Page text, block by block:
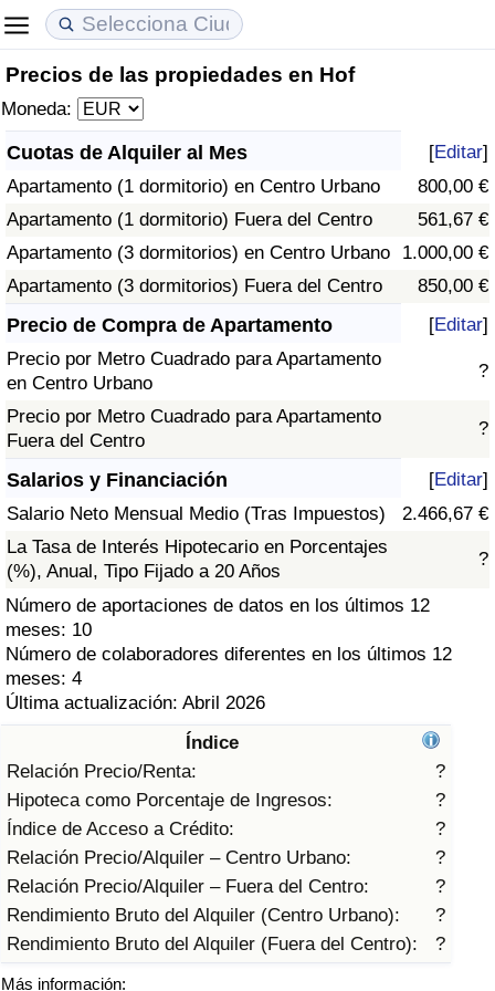
Precios de las propiedades en Hof
Moneda:
Cuotas de Alquiler al Mes [Editar]
Apartamento (1 dormitorio) en Centro Urbano
800,00 €
Apartamento (1 dormitorio) Fuera del Centro
561,67 €
Apartamento (3 dormitorios) en Centro Urbano
1.000,00 €
Apartamento (3 dormitorios) Fuera del Centro
850,00 €
Precio de Compra de Apartamento [Editar]
Precio por Metro Cuadrado para Apartamento
en Centro Urbano
?
Precio por Metro Cuadrado para Apartamento
Fuera del Centro
?
Salarios y Financiación [Editar]
Salario Neto Mensual Medio (Tras Impuestos)
2.466,67 €
La Tasa de Interés Hipotecario en Porcentajes
(%), Anual, Tipo Fijado a 20 Años
?
Número de aportaciones de datos en los últimos 12
meses: 10
Número de colaboradores diferentes en los últimos 12
meses: 4
Última actualización: Abril 2026
Índice
Relación Precio/Renta:
?
Hipoteca como Porcentaje de Ingresos:
?
Índice de Acceso a Crédito:
?
Relación Precio/Alquiler – Centro Urbano:
?
Relación Precio/Alquiler – Fuera del Centro:
?
Rendimiento Bruto del Alquiler (Centro Urbano):
?
Rendimiento Bruto del Alquiler (Fuera del Centro):
?
Más información:
Coste de vida
Índice de Costo de Vida (Actual)
Índice de Costo de Vida
Índice de costo de vida por país
Precios de las propiedades
Índice de Precios de Inmuebles (Actual)
Índice de Precios de Inmuebles
Índice de Precios de Inmuebles por País
Calidad de Vida
Índice de Calidad de Vida
Índice de Calidad de Vida (Actual)
Índice de calidad de vida por país
Calificación del Índice de Criminalidad
(Actual)
Índice de Criminalidad
Índice de criminalidad por país
Sanidad
Índice de Sanidad (Actual)
Índice de Sanidad
Índice de Sanidad por País
Índice de contaminación
Índice de Contaminación por País